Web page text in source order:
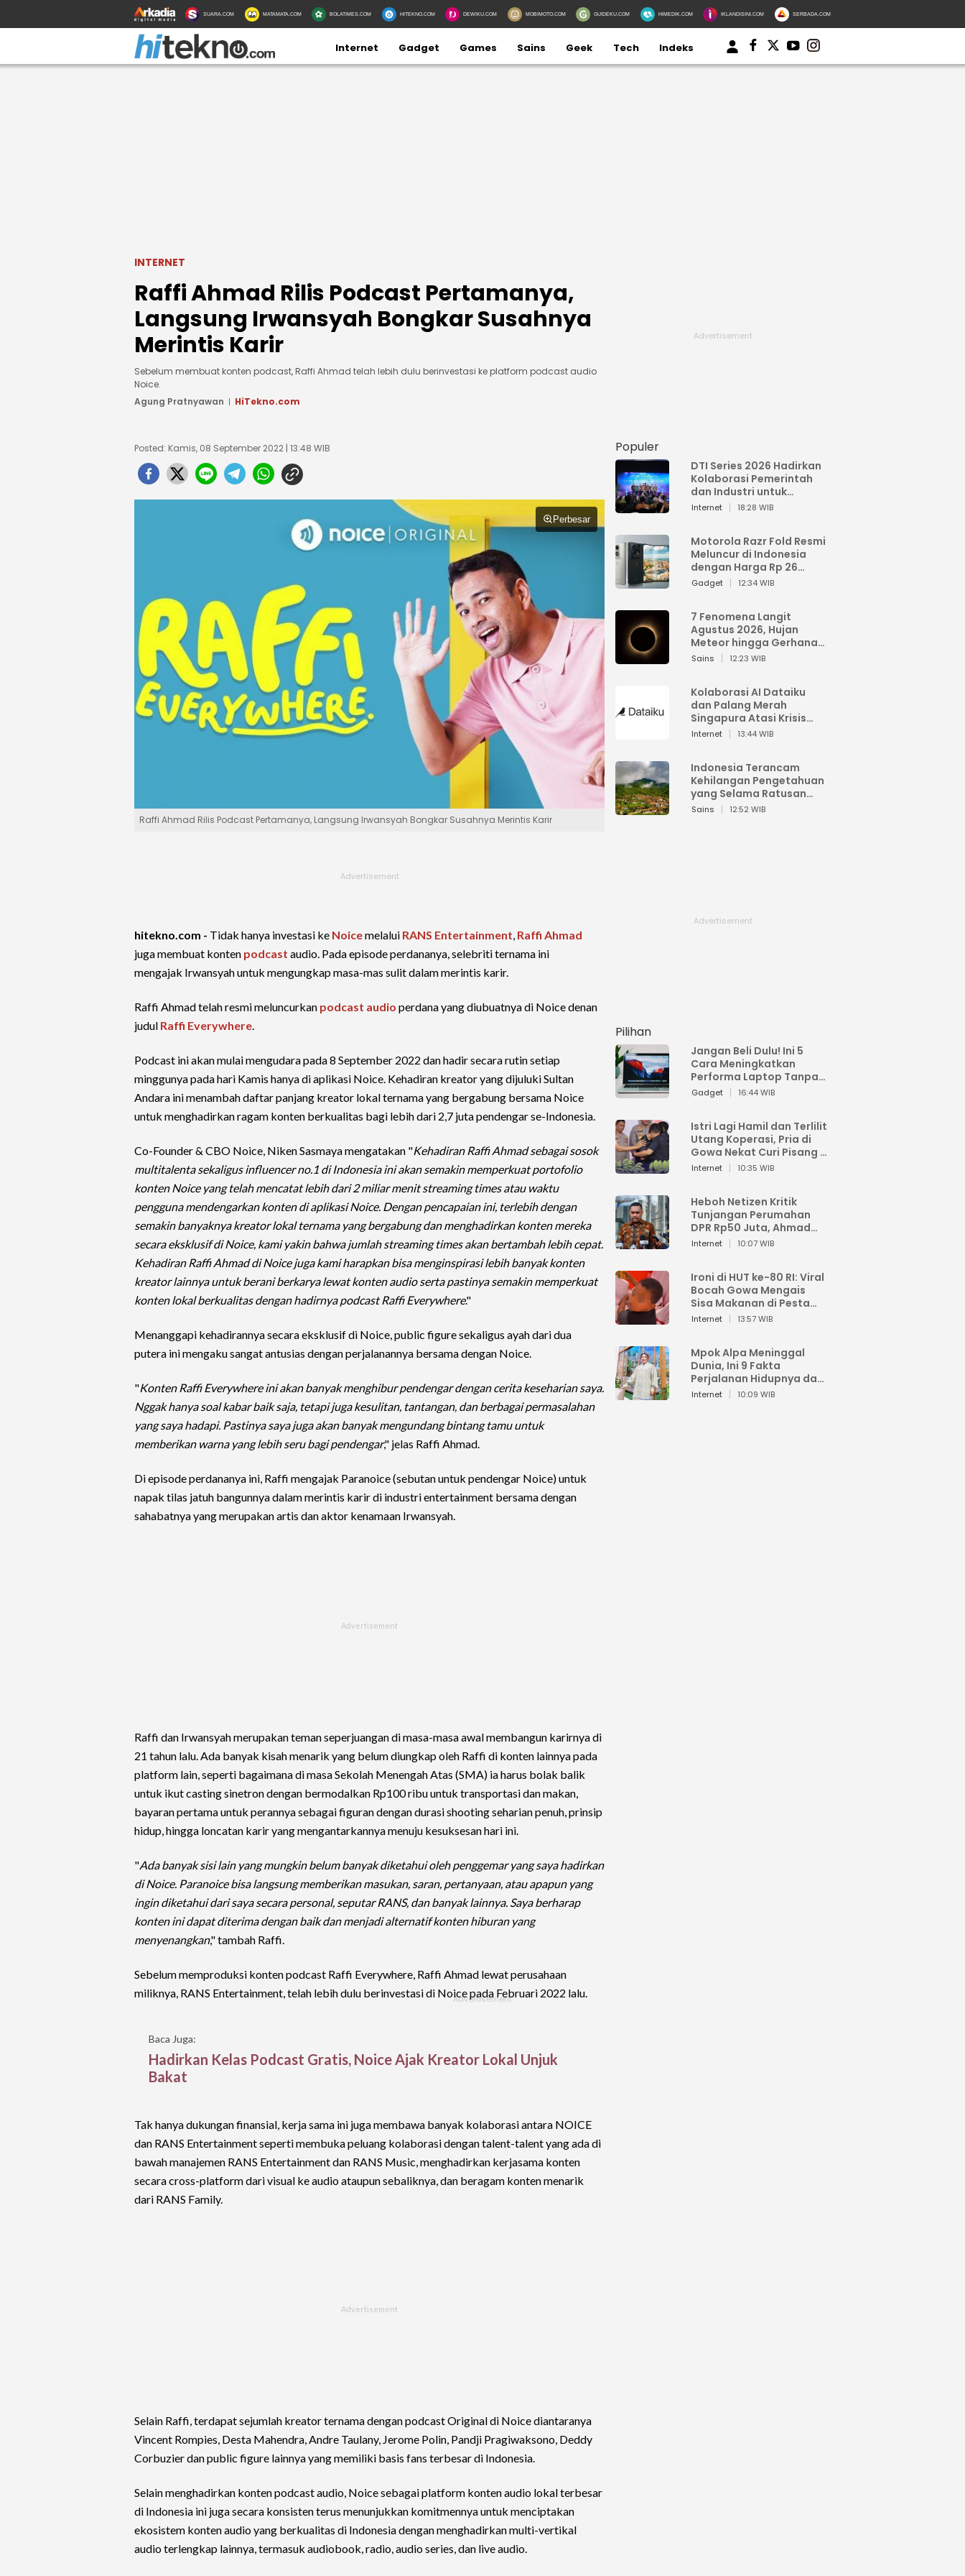
SUARA.COM MATAMATA.COM BOLATIMES.COM HITEKNO.COM DEWIKU.COM MOBIMOTO.COM GUIDEKU.COM HIMEDIK.COM IKLANDISINI.COM SERBADA.COM
Internet Gadget Games Sains Geek Tech Indeks
INTERNET
Raffi Ahmad Rilis Podcast Pertamanya,
Langsung Irwansyah Bongkar Susahnya
Merintis Karir
Sebelum membuat konten podcast, Raffi Ahmad telah lebih dulu berinvestasi ke platform podcast audio
Noice.
Agung Pratnyawan
HiTekno.com
Posted: Kamis, 08 September 2022 | 13:48 WIB
Perbesar
Raffi Ahmad Rilis Podcast Pertamanya, Langsung Irwansyah Bongkar Susahnya Merintis Karir
hitekno.com - Tidak hanya investasi ke Noicemelalui RANS Entertainment, Raffi Ahmad
juga membuat konten podcast audio. Pada episode perdananya, selebriti ternama ini
mengajak Irwansyah untuk mengungkap masa-mas sulit dalam merintis karir.
Raffi Ahmad telah resmi meluncurkan podcast audio perdana yang diubuatnya di Noice denan
judul Raffi Everywhere.
Podcast ini akan mulai mengudara pada 8 September 2022 dan hadir secara rutin setiap
minggunya pada hari Kamis hanya di aplikasi Noice. Kehadiran kreator yang dijuluki Sultan
Andara ini menambah daftar panjang kreator lokal ternama yang bergabung bersama Noice
untuk menghadirkan ragam konten berkualitas bagi lebih dari 2,7 juta pendengar se-Indonesia.
Co-Founder & CBO Noice, Niken Sasmaya mengatakan "Kehadiran Raffi Ahmad sebagai sosok
multitalenta sekaligus influencer no.1 di Indonesia ini akan semakin memperkuat portofolio
konten Noice yang telah mencatat lebih dari 2 miliar menit streaming times atau waktu
pengguna mendengarkan konten di aplikasi Noice. Dengan pencapaian ini, terlebih dengan
semakin banyaknya kreator lokal ternama yang bergabung dan menghadirkan konten mereka
secara eksklusif di Noice, kami yakin bahwa jumlah streaming times akan bertambah lebih cepat.
Kehadiran Raffi Ahmad di Noice juga kami harapkan bisa menginspirasi lebih banyak konten
kreator lainnya untuk berani berkarya lewat konten audio serta pastinya semakin memperkuat
konten lokal berkualitas dengan hadirnya podcast Raffi Everywhere."
Menanggapi kehadirannya secara eksklusif di Noice, public figure sekaligus ayah dari dua
putera ini mengaku sangat antusias dengan perjalanannya bersama dengan Noice.
"Konten Raffi Everywhere ini akan banyak menghibur pendengar dengan cerita keseharian saya.
Nggak hanya soal kabar baik saja, tetapi juga kesulitan, tantangan, dan berbagai permasalahan
yang saya hadapi. Pastinya saya juga akan banyak mengundang bintang tamu untuk
memberikan warna yang lebih seru bagi pendengar," jelas Raffi Ahmad.
Di episode perdananya ini, Raffi mengajak Paranoice (sebutan untuk pendengar Noice) untuk
napak tilas jatuh bangunnya dalam merintis karir di industri entertainment bersama dengan
sahabatnya yang merupakan artis dan aktor kenamaan Irwansyah.
Raffi dan Irwansyah merupakan teman seperjuangan di masa-masa awal membangun karirnya di
21 tahun lalu. Ada banyak kisah menarik yang belum diungkap oleh Raffi di konten lainnya pada
platform lain, seperti bagaimana di masa Sekolah Menengah Atas (SMA) ia harus bolak balik
untuk ikut casting sinetron dengan bermodalkan Rp100 ribu untuk transportasi dan makan,
bayaran pertama untuk perannya sebagai figuran dengan durasi shooting seharian penuh, prinsip
hidup, hingga loncatan karir yang mengantarkannya menuju kesuksesan hari ini.
"Ada banyak sisi lain yang mungkin belum banyak diketahui oleh penggemar yang saya hadirkan
di Noice. Paranoice bisa langsung memberikan masukan, saran, pertanyaan, atau apapun yang
ingin diketahui dari saya secara personal, seputar RANS, dan banyak lainnya. Saya berharap
konten ini dapat diterima dengan baik dan menjadi alternatif konten hiburan yang
menyenangkan," tambah Raffi.
Sebelum memproduksi konten podcast Raffi Everywhere, Raffi Ahmad lewat perusahaan
miliknya, RANS Entertainment, telah lebih dulu berinvestasi di Noice pada Februari 2022 lalu.
Baca Juga:
Hadirkan Kelas Podcast Gratis, Noice Ajak Kreator Lokal Unjuk
Bakat
Tak hanya dukungan finansial, kerja sama ini juga membawa banyak kolaborasi antara NOICE
dan RANS Entertainment seperti membuka peluang kolaborasi dengan talent-talent yang ada di
bawah manajemen RANS Entertainment dan RANS Music, menghadirkan kerjasama konten
secara cross-platform dari visual ke audio ataupun sebaliknya, dan beragam konten menarik
dari RANS Family.
Selain Raffi, terdapat sejumlah kreator ternama dengan podcast Original di Noice diantaranya
Vincent Rompies, Desta Mahendra, Andre Taulany, Jerome Polin, Pandji Pragiwaksono, Deddy
Corbuzier dan public figure lainnya yang memiliki basis fans terbesar di Indonesia.
Selain menghadirkan konten podcast audio, Noice sebagai platform konten audio lokal terbesar
di Indonesia ini juga secara konsisten terus menunjukkan komitmennya untuk menciptakan
ekosistem konten audio yang berkualitas di Indonesia dengan menghadirkan multi-vertikal
audio terlengkap lainnya, termasuk audiobook, radio, audio series, dan live audio.
Populer
DTI Series 2026 Hadirkan
Kolaborasi Pemerintah
dan Industri untuk
Percepatan
Internet 18:28 WIB
Motorola Razr Fold Resmi
Meluncur di Indonesia
dengan Harga Rp 26
Jutaan
Gadget 12:34 WIB
7 Fenomena Langit
Agustus 2026, Hujan
Meteor hingga Gerhana
Matahari
Sains 12:23 WIB
Kolaborasi AI Dataiku
dan Palang Merah
Singapura Atasi Krisis
Bencana
Internet 13:44 WIB
Indonesia Terancam
Kehilangan Pengetahuan
yang Selama Ratusan
Tahun Menjaga Alam
Sains 12:52 WIB
Pilihan
Jangan Beli Dulu! Ini 5
Cara Meningkatkan
Performa Laptop Tanpa
Harus Beli Baru
Gadget 16:44 WIB
Istri Lagi Hamil dan Terlilit
Utang Koperasi, Pria di
Gowa Nekat Curi Pisang 4
Tandan Milik Tetangga,
Internet 10:35 WIB
Heboh Netizen Kritik
Tunjangan Perumahan
DPR Rp50 Juta, Ahmad
Sahroni: Enggak Senang
Internet 10:07 WIB
Ironi di HUT ke-80 RI: Viral
Bocah Gowa Mengais
Sisa Makanan di Pesta
Kemerdekaan
Internet 13:57 WIB
Mpok Alpa Meninggal
Dunia, Ini 9 Fakta
Perjalanan Hidupnya dari
Viral hingga Puncak
Internet 10:09 WIB